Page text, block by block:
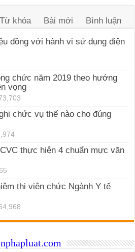
Từ khóa Bài mới Bình luận
đồng với hành vi sử dụng điện
chức năm 2019 theo hướng
vọng
chức vụ thế nào cho đúng
thực hiện 4 chuẩn mực văn
thi viên chức Ngành Y tế